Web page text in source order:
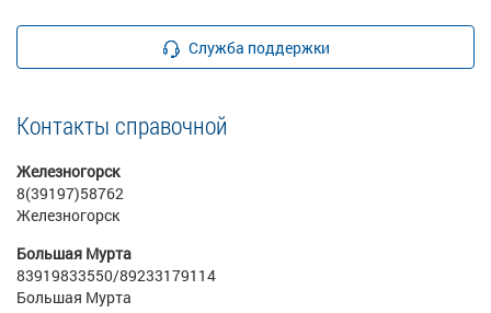
Служба поддержки
Контакты справочной
Железногорск
8(39197)58762
Железногорск
Большая Мурта
83919833550/89233179114
Большая Мурта